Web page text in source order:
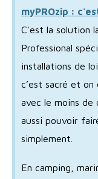
myPROzip :
C'est la solution
Professional
installations de
c’est sacré et on
avec le moins de
aussi pouvoir
simplement.
En camping,